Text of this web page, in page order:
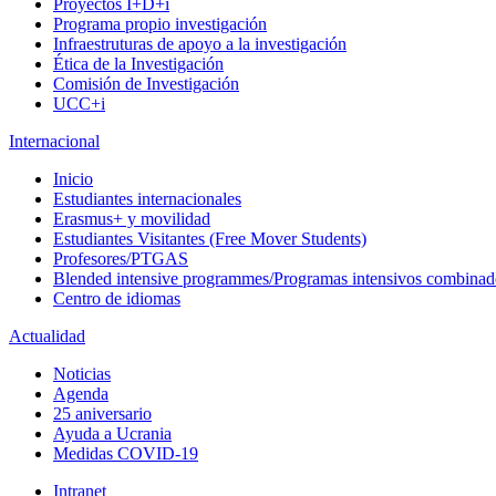
Proyectos I+D+i
Programa propio investigación
Infraestruturas de apoyo a la investigación
Ética de la Investigación
Comisión de Investigación
UCC+i
Internacional
Inicio
Estudiantes internacionales
Erasmus+ y movilidad
Estudiantes Visitantes (Free Mover Students)
Profesores/PTGAS
Blended intensive programmes/Programas intensivos
Centro de idiomas
Actualidad
Noticias
Agenda
25 aniversario
Ayuda a Ucrania
Medidas COVID-19
Intranet